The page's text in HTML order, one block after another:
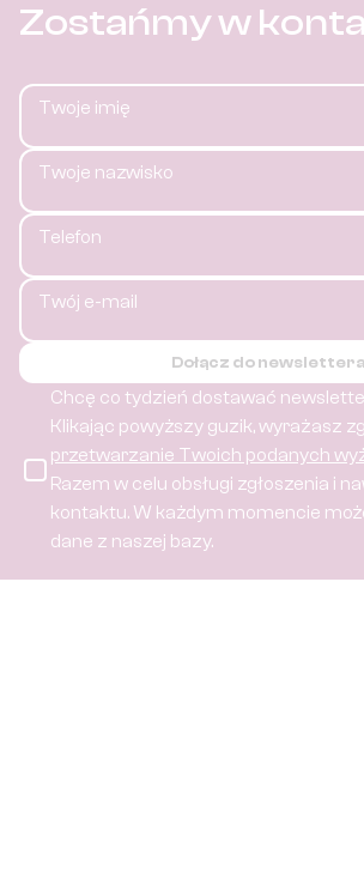
Zostańmy w
Twoje imię
Twoje nazwisko
Telefon
Twój e-mail
Dołącz do newslettera
Chcę co tydzień dostawać
Klikając powyższy guzik, wyrażasz
przetwarzanie Twoich podanych
Razem w celu obsługi zgłoszenia i
kontaktu. W każdym momencie
dane z naszej bazy.